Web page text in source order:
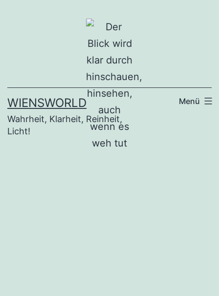
WIENSWORLD
Wahrheit, Klarheit, Reinheit,
Licht!
Menü